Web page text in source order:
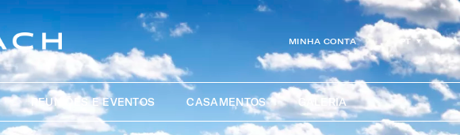
MINHA CONTA PT
REUNIÕES E EVENTOS CASAMENTOS GALERIA